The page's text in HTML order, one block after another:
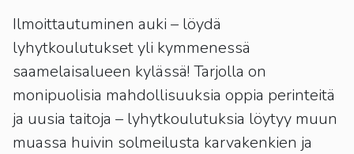
voivat
käyttää
kosketus-
ja
pyyhkäisyliikkeitä.
Ilmoittautuminen auki – löydä
lyhytkoulutukset yli kymmenessä
saamelaisalueen kylässä! Tarjolla on
monipuolisia mahdollisuuksia oppia perinteitä
ja uusia taitoja – lyhytkoulutuksia löytyy muun
muassa huivin solmeilusta karvakenkien ja